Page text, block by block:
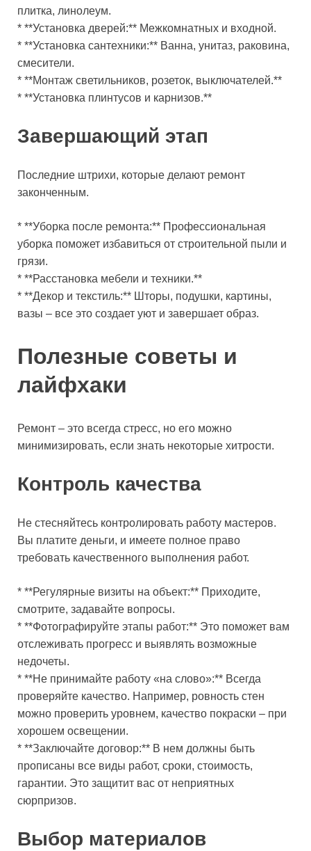
плитка, линолеум.
* **Установка дверей:** Межкомнатных и входной.
* **Установка сантехники:** Ванна, унитаз, раковина,
смесители.
* **Монтаж светильников, розеток, выключателей.**
* **Установка плинтусов и карнизов.**
Завершающий этап
Последние штрихи, которые делают ремонт
законченным.
* **Уборка после ремонта:** Профессиональная
уборка поможет избавиться от строительной пыли и
грязи.
* **Расстановка мебели и техники.**
* **Декор и текстиль:** Шторы, подушки, картины,
вазы – все это создает уют и завершает образ.
Полезные советы и
лайфхаки
Ремонт – это всегда стресс, но его можно
минимизировать, если знать некоторые хитрости.
Контроль качества
Не стесняйтесь контролировать работу мастеров.
Вы платите деньги, и имеете полное право
требовать качественного выполнения работ.
* **Регулярные визиты на объект:** Приходите,
смотрите, задавайте вопросы.
* **Фотографируйте этапы работ:** Это поможет вам
отслеживать прогресс и выявлять возможные
недочеты.
* **Не принимайте работу «на слово»:** Всегда
проверяйте качество. Например, ровность стен
можно проверить уровнем, качество покраски – при
хорошем освещении.
* **Заключайте договор:** В нем должны быть
прописаны все виды работ, сроки, стоимость,
гарантии. Это защитит вас от неприятных
сюрпризов.
Выбор материалов